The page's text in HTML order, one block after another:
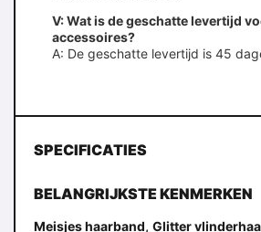
V: Wat is de geschatte levertijd
accessoires?
A: De geschatte levertijd is 45
SPECIFICATIES
BELANGRIJKSTE KENMERKEN
Meisjes haarband, Glitter